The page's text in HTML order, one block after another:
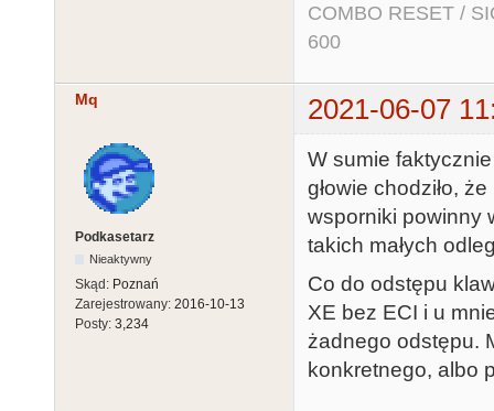
COMBO RESET /
600
Mq 2021-06-07
Podkasetarz
Nieaktywny
Skąd: Poznań
Zarejestrowany: 2016-10-13
Posty: 3,234
W sumie
głowie chodziło,
wsporniki powinny
takich małych
Co do odstępu
XE bez ECI i u
żadnego odstępu.
konkretnego, albo